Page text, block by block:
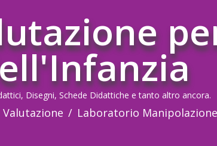
Disegni, Schede Didattiche e tanto altro ancora.
Valutazione Laboratorio